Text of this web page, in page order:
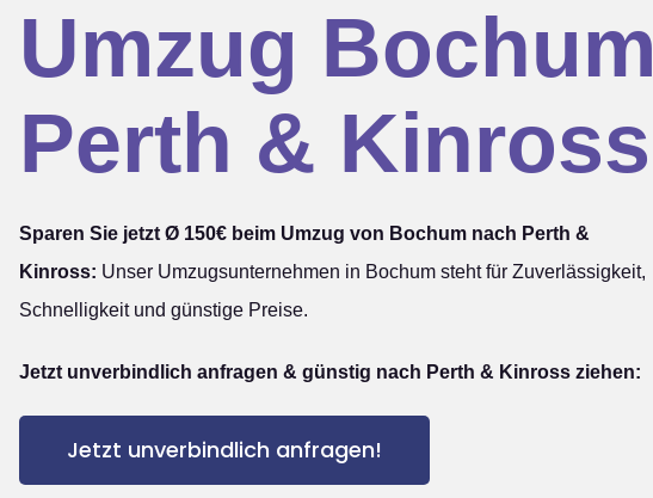
Umzug Bochum
Perth & Kinross
Sparen Sie jetzt Ø 150€ beim Umzug von Bochum nach Perth &
Kinross: Unser Umzugsunternehmen in Bochum steht für Zuverlässigkeit,
Schnelligkeit und günstige Preise.
Jetzt unverbindlich anfragen & günstig nach Perth & Kinross ziehen:
Jetzt unverbindlich anfragen!